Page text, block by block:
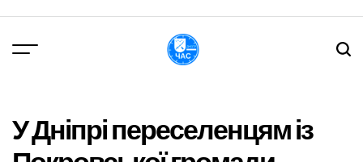
вмісту
У Дніпрі переселенцям із